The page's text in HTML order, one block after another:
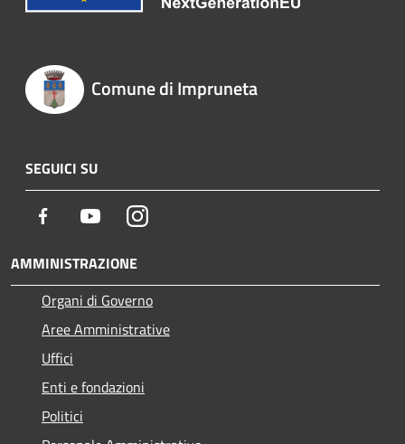
Comune di Impruneta
SEGUICI SU
Facebook YoutubeInstagram
AMMINISTRAZIONE
Organi di Governo
Aree Amministrative
Uffici
Enti e fondazioni
Politici